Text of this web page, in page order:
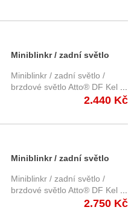
Miniblinkr / zadní světlo
Atto® DF Kellermann - černé
tělo, čiré sklo
Miniblinkr / zadní světlo /
brzdové světlo Atto® DF Kel
2.440 Kč
Miniblinkr / zadní světlo
Atto® DF Kellermann -
chromované tělo, čiré sklo
Miniblinkr / zadní světlo /
brzdové světlo Atto® DF Kel
2.750 Kč